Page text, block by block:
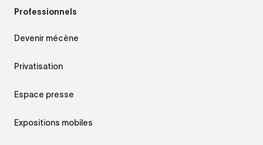
Professionnels
Devenir mécène
Privatisation
Espace presse
Expositions mobiles